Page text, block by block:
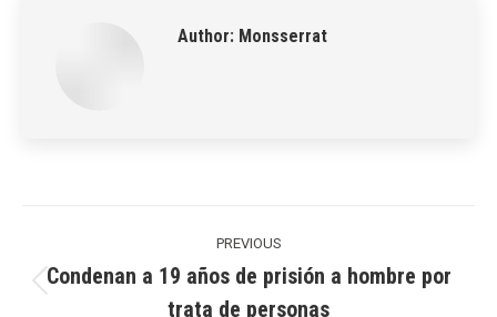
Author: Monsserrat
PREVIOUS
Previous
Condenan a 19 años de prisión a hombre por
trata de personas